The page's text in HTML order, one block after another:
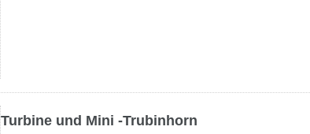
Turbine und Mini -Trubinhorn